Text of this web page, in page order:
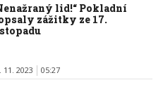
lid!“ Pokladní
zážitky ze 17.
11. 2023 05:27